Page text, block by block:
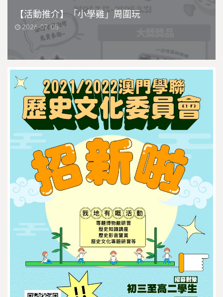
【活動推介】「小學雞」周圍玩
2026-07-08